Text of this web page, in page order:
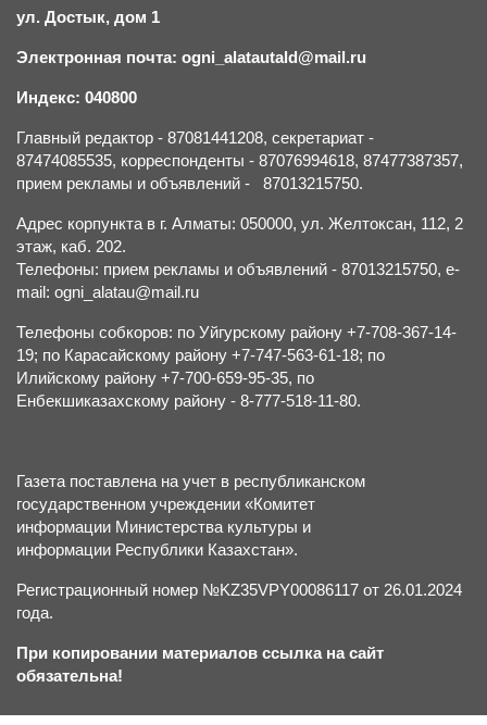
ул. Достык, дом 1
Электронная почта: ogni_alatautald@mail.ru
Индекс: 040800
Главный редактор - 87081441208, секретариат -
87474085535, корреспонденты - 87076994618, 87477387357,
прием рекламы и объявлений - 87013215750.
Адрес корпункта в г. Алматы: 050000, ул. Желтоксан, 112, 2
этаж, каб. 202.
Телефоны: прием рекламы и объявлений - 87013215750, e-
mail: ogni_alatau@mail.ru
Телефоны собкоров: по Уйгурскому району +7-708-367-14-
19; по Карасайскому району +7-747-563-61-18; по
Илийскому району +7-700-659-95-35, по
Енбекшиказахскому району - 8-777-518-11-80.
Газета поставлена на учет в республиканском
государственном учреждении «Комитет
информации Министерства культуры и
информации Республики Казахстан».
Регистрационный номер №KZ35VPY00086117 от 26.01.2024
года.
При копировании материалов ссылка на сайт
обязательна!